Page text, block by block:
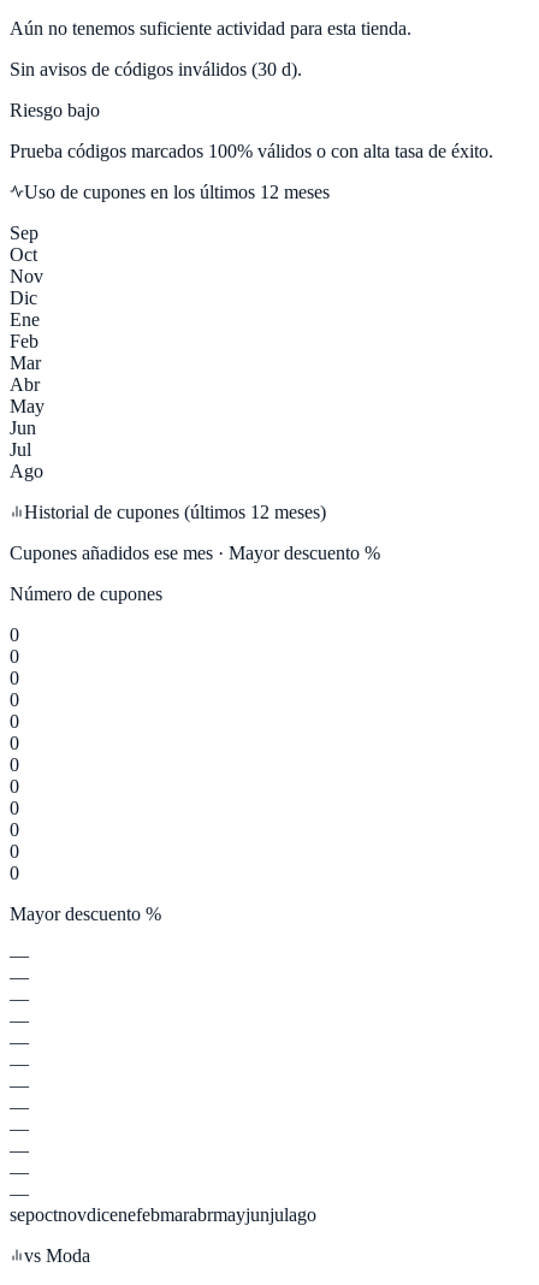
Aún no tenemos suficiente actividad para esta tienda.
Sin avisos de códigos inválidos (30 d).
Riesgo bajo
Prueba códigos marcados 100% válidos o con alta tasa de éxito.
Uso de cupones en los últimos 12 meses
Sep
Oct
Nov
Dic
Ene
Feb
Mar
Abr
May
Jun
Jul
Ago
Historial de cupones (últimos 12 meses)
Cupones añadidos ese mes · Mayor descuento %
Número de cupones
0
0
0
0
0
0
0
0
0
0
0
0
Mayor descuento %
—
—
—
—
—
—
—
—
—
—
—
—
sepoctnovdicenefebmarabrmayjunjulago
vs Moda